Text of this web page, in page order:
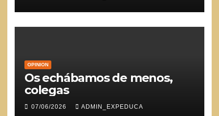
OPINION
Os echábamos de menos,
colegas
07/06/2026 ADMIN_EXPEDUCA